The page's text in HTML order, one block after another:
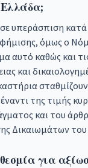
Ελλάδα;
υπεράσπιση
όμως ο
αυτό καθώς και
και
της τιμής
και του
Δικαιωμάτων
για